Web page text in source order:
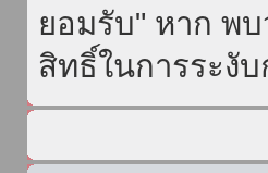
ยอมรับ" หาก พ
สิทธิ์ในการระงั